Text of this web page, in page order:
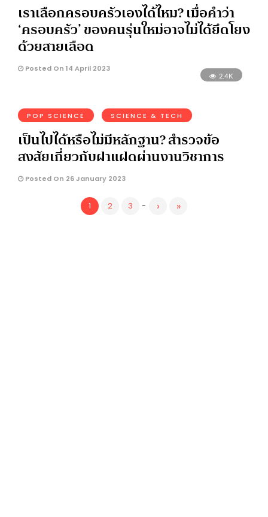
เราเลือกครอบครัวเองได้ไหม? เมื่อคำว่า
‘ครอบครัว’ ของคนรุ่นใหม่อาจไม่ได้ยึดโยง
ด้วยสายเลือด
Posted On 14 April 2023
2.4K
POP SCIENCE SCIENCE & TECH
เป็นไปได้หรือไม่มีหลักฐาน? สำรวจข้อ
สงสัยเกี่ยวกับฝาแฝดผ่านงานวิชาการ
Posted On 26 January 2023
1 2 3 - › »